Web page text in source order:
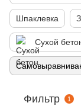
Шпаклевка
Сухой
Фильтр 1